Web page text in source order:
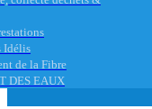
Idélis
de la Fibre
DES EAUX